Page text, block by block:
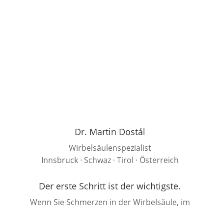
Dr. Martin Dostál
Wirbelsäulenspezialist
Innsbruck · Schwaz · Tirol · Österreich
Der erste Schritt ist der wichtigste.
Wenn Sie Schmerzen in der Wirbelsäule, im